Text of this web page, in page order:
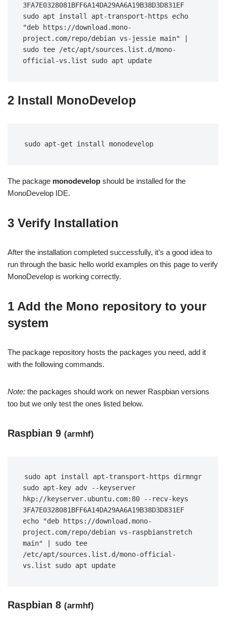
3FA7E0328081BFF6A14DA29AA6A19B38D3D831EF
sudo apt install apt-transport-https echo
"deb https://download.mono-
project.com/repo/debian vs-jessie main" |
sudo tee /etc/apt/sources.list.d/mono-
official-vs.list sudo apt update
2 Install MonoDevelop
sudo apt-get install monodevelop
The package monodevelop should be installed for the
MonoDevelop IDE.
3 Verify Installation
After the installation completed successfully, it’s a good idea to
run through the basic hello world examples on this page to verify
MonoDevelop is working correctly.
1 Add the Mono repository to your
system
The package repository hosts the packages you need, add it
with the following commands.
Note: the packages should work on newer Raspbian versions
too but we only test the ones listed below.
Raspbian 9 (armhf)
sudo apt install apt-transport-https dirmngr
sudo apt-key adv --keyserver
hkp://keyserver.ubuntu.com:80 --recv-keys
3FA7E0328081BFF6A14DA29AA6A19B38D3D831EF
echo "deb https://download.mono-
project.com/repo/debian vs-raspbianstretch
main" | sudo tee
/etc/apt/sources.list.d/mono-official-
vs.list sudo apt update
Raspbian 8 (armhf)